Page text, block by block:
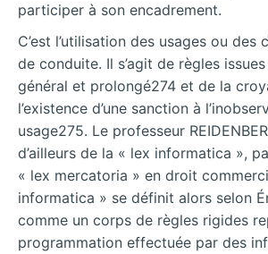
participer à son encadrement.
C’est l’utilisation des usages ou des
de conduite. Il s’agit de règles issues
général et prolongé274 et de la
l’existence d’une sanction à
usage275. Le professeur
d’ailleurs de la « lex informatica »,
« lex mercatoria » en droit
informatica » se définit alors selon
comme un corps de règles rigides
programmation effectuée par des